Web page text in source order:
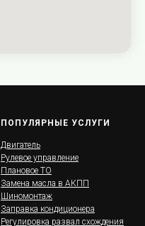
ПОПУЛЯРНЫЕ УСЛУГИ
Двигатель
Рулевое управление
Плановое ТО
Замена масла в АКПП
Шиномонтаж
Заправка кондиционера
Регулировка развал схождения